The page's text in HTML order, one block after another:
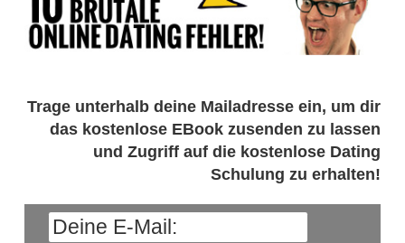
Trage unterhalb deine Mailadresse ein, um dir
das kostenlose EBook zusenden zu lassen
und Zugriff auf die kostenlose Dating
Schulung zu erhalten!